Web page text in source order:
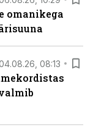
omanikega
08:13